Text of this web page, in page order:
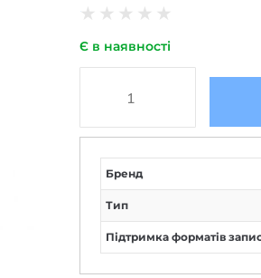
★ ★ ★ ★ ★
Є в наявності
Бренд
Тип
Підтримка форматів